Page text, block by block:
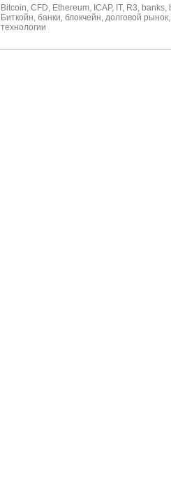
Bitcoin, CFD, Ethereum, ICAP, IT, R3, banks,
Биткойн, банки, блокчейн, долговой рынок,
технологии